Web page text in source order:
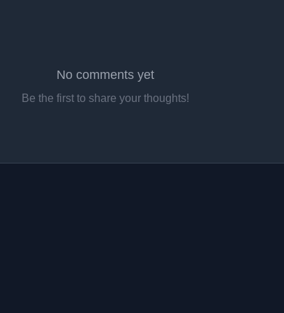
No comments yet
Be the first to share your thoughts!